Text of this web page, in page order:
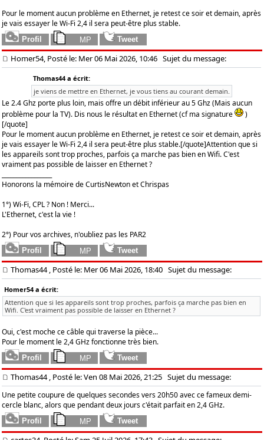
Pour le moment aucun problème en Ethernet, je retest ce soir et demain, après
je vais essayer le Wi-Fi 2,4 il sera peut-être plus stable.
Homer54, Posté le: Mer 06 Mai 2026, 10:46 Sujet du message:
Thomas44 a écrit:
je viens de mettre en Ethernet, je vous tiens au courant demain.
Le 2.4 Ghz porte plus loin, mais offre un débit inférieur au 5 Ghz (Mais aucun
problème pour la TV). Dis nous le résultat en Ethernet (cf ma signature
)
[/quote]
Pour le moment aucun problème en Ethernet, je retest ce soir et demain, après
je vais essayer le Wi-Fi 2,4 il sera peut-être plus stable.[/quote]Attention que si
les appareils sont trop proches, parfois ça marche pas bien en Wifi. C'est
vraiment pas possible de laisser en Ethernet ?
Honorons la mémoire de CurtisNewton et Chrispas
1°) Wi-Fi, CPL ? Non ! Merci...
L'Ethernet, c'est la vie !
2°) Pour vos archives, n'oubliez pas les PAR2
Thomas44, Posté le: Mer 06 Mai 2026, 18:40 Sujet du message:
Homer54 a écrit:
Attention que si les appareils sont trop proches, parfois ça marche pas bien en
Wifi. C'est vraiment pas possible de laisser en Ethernet ?
Oui, c'est moche ce câble qui traverse la pièce...
Pour le moment le 2,4 GHz fonctionne très bien.
Thomas44, Posté le: Ven 08 Mai 2026, 21:25 Sujet du message:
Une petite coupure de quelques secondes vers 20h50 avec ce fameux demi-
cercle blanc, alors que pendant deux jours c'était parfait en 2,4 GHz.